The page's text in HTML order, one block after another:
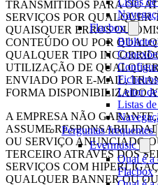
Flacbox
Leitor
Listas
Perguntas frequentes
Evermusic
Qual é a
Flacbox
TRANSMITIDOS PARA OU
SERVIÇOS POR QUALQUER
QUAISQUER ERROS OU
CONTEÚDO OU POR
QUALQUER TIPO
UTILIZAÇÃO DE
ENVIADO POR E-MAIL,
FORMA DISPONIBILIZADO
A EMPRESA NÃO
ASSUME
OU SERVIÇO ANUNCIADO
TERCEIRO ATRAVÉS DOS
SERVIÇOS COM
QUALQUER BANNER OU